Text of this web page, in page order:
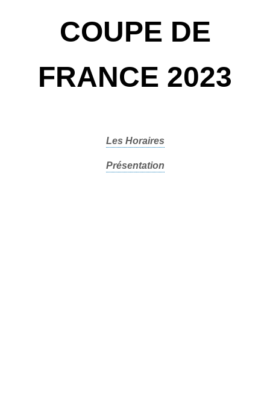
COUPE DE
FRANCE 2023
Les Horaires
Présentation